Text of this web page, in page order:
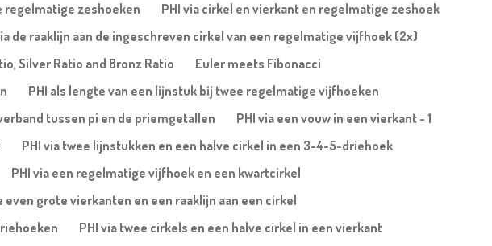
regelmatige zeshoeken
PHI via cirkel en vierkant en regelmatige zeshoek
de raaklijn aan de ingeschreven cirkel van een regelmatige vijfhoek (2x)
Silver Ratio and Bronz Ratio
Euler meets Fibonacci
PHI als lengte van een lijnstuk bij twee regelmatige vijfhoeken
tussen pi en de priemgetallen
PHI via een vouw in een vierkant - 1
PHI via twee lijnstukken en een halve cirkel in een 3-4-5-driehoek
PHI via een regelmatige vijfhoek en een kwartcirkel
even grote vierkanten en een raaklijn aan een cirkel
PHI via twee cirkels en een halve cirkel in een vierkant